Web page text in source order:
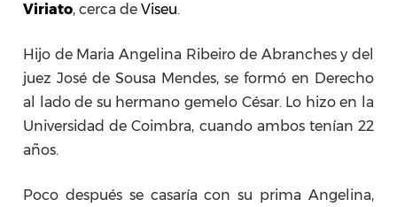
Viriato, cerca de Viseu.
Hijo de Maria Angelina Ribeiro de Abranches y del
juez José de Sousa Mendes, se formó en Derecho
al lado de su hermano gemelo César. Lo hizo en la
Universidad de Coimbra, cuando ambos tenían 22
años.
Poco después se casaría con su prima Angelina,